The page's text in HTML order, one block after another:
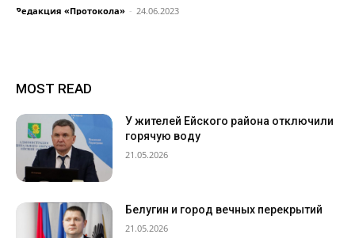
Редакция «Протокола» - 24.06.2023
MOST READ
У жителей Ейского района отключили
горячую воду
21.05.2026
Белугин и город вечных перекрытий
21.05.2026